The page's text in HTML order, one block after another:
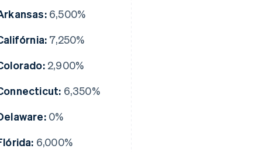
6,500%
7,250%
2,900%
6,350%
0%
6,000%